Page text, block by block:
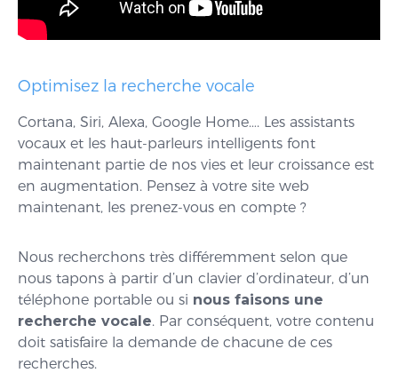
Optimisez la recherche vocale
Cortana, Siri, Alexa, Google Home…. Les assistants
vocaux et les haut-parleurs intelligents font
maintenant partie de nos vies et leur croissance est
en augmentation. Pensez à votre site web
maintenant, les prenez-vous en compte ?
Nous recherchons très différemment selon que
nous tapons à partir d’un clavier d’ordinateur, d’un
téléphone portable ou si nous faisons une
recherche vocale. Par conséquent, votre contenu
doit satisfaire la demande de chacune de ces
recherches.